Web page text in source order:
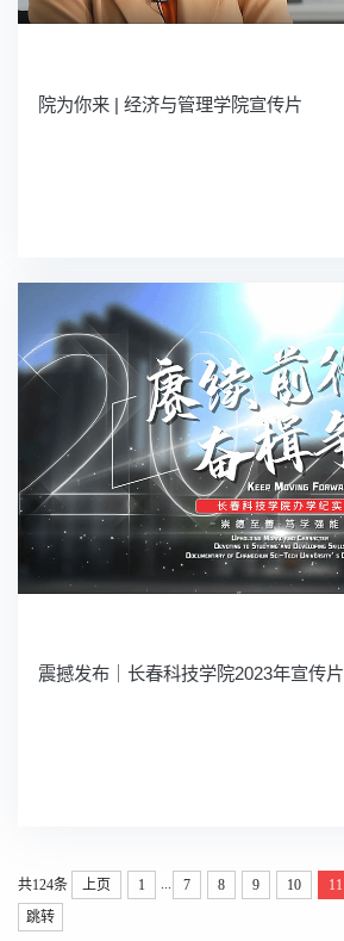
院为你来 | 经济与管理学院宣传片
震撼发布｜长春科技学院2023年宣传片
共124条 上页 1 ... 7 8 9 10 11
跳转